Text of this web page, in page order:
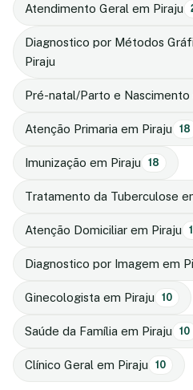
Atendimento Geral em Piraju
Diagnostico por Métodos
Piraju
Pré-natal/Parto e Nascimento
Atenção Primaria em Piraju 18
Imunização em Piraju 18
Tratamento da Tuberculose
Atenção Domiciliar em Piraju
Diagnostico por Imagem em
Ginecologista em Piraju 10
Saúde da Família em Piraju 10
Clínico Geral em Piraju 10